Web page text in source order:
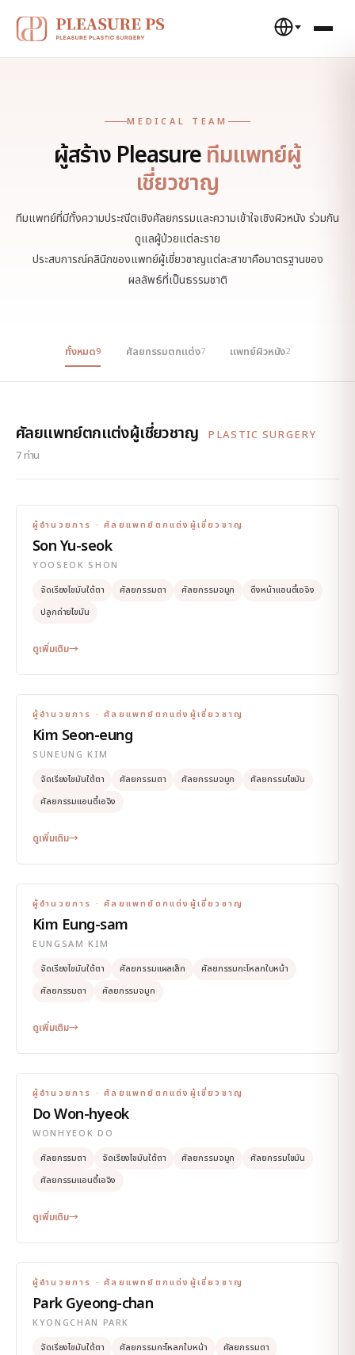
MEDICAL TEAM
ผู้สร้าง Pleasureทีมแพทย์ผู้
เชี่ยวชาญ
ทีมแพทย์ที่มีทั้งความประณีตเชิงศัลยกรรมและความเข้าใจเชิงผิวหนัง ร่วมกัน
ดูแลผู้ป่วยแต่ละราย
ประสบการณ์คลินิกของแพทย์ผู้เชี่ยวชาญแต่ละสาขาคือมาตรฐานของ
ผลลัพธ์ที่เป็นธรรมชาติ
ทั้งหมด9 ศัลยกรรมตกแต่ง7 แพทย์ผิวหนัง2
ศัลยแพทย์ตกแต่งผู้เชี่ยวชาญ
PLASTIC SURGERY
7 ท่าน
ผู้อำนวยการ · ศัลยแพทย์ตกแต่งผู้เชี่ยวชาญ
Son Yu-seok
YOOSEOK SHON
จัดเรียงไขมันใต้ตา
ศัลยกรรมตา ศัลยกรรมจมูก
ดึงหน้าแอนตี้เอจิง
ปลูกถ่ายไขมัน
ดูเพิ่มเติม→
ผู้อำนวยการ · ศัลยแพทย์ตกแต่งผู้เชี่ยวชาญ
Kim Seon-eung
SUNEUNG KIM
จัดเรียงไขมันใต้ตา
ศัลยกรรมตา ศัลยกรรมจมูก
ศัลยกรรมไขมัน
ศัลยกรรมแอนตี้เอจิง
ดูเพิ่มเติม→
ผู้อำนวยการ · ศัลยแพทย์ตกแต่งผู้เชี่ยวชาญ
Kim Eung-sam
EUNGSAM KIM
จัดเรียงไขมันใต้ตา
ศัลยกรรมแผลเล็ก
ศัลยกรรมกะโหลกใบหน้า
ศัลยกรรมตา
ศัลยกรรมจมูก
ดูเพิ่มเติม→
ผู้อำนวยการ · ศัลยแพทย์ตกแต่งผู้เชี่ยวชาญ
Do Won-hyeok
WONHYEOK DO
ศัลยกรรมตา
จัดเรียงไขมันใต้ตา ศัลยกรรมจมูก
ศัลยกรรมไขมัน
ศัลยกรรมแอนตี้เอจิง
ดูเพิ่มเติม→
ผู้อำนวยการ · ศัลยแพทย์ตกแต่งผู้เชี่ยวชาญ
Park Gyeong-chan
KYONGCHAN PARK
จัดเรียงไขมันใต้ตา
ศัลยกรรมกะโหลกใบหน้า
ศัลยกรรมตา